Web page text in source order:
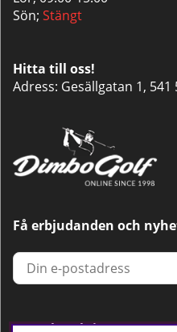
Sön; Stängt
Hitta till oss!
Adress: Gesällgatan 1, 541
Få erbjudanden och